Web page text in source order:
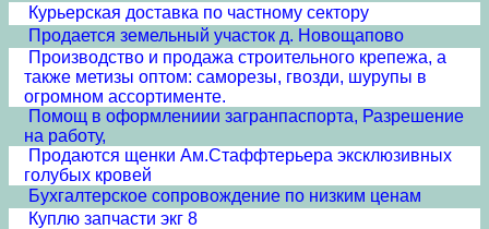
Курьерская доставка по частному сектору
Продается земельный участок д. Новощапово
Производство и продажа строительного крепежа, а
также метизы оптом: саморезы, гвозди, шурупы в
огромном ассортименте.
Помощ в оформлениии загранпаспорта, Разрешение
на работу,
Продаются щенки Ам.Стаффтерьера эксклюзивных
голубых кровей
Бухгалтерское сопровождение по низким ценам
Куплю запчасти экг 8